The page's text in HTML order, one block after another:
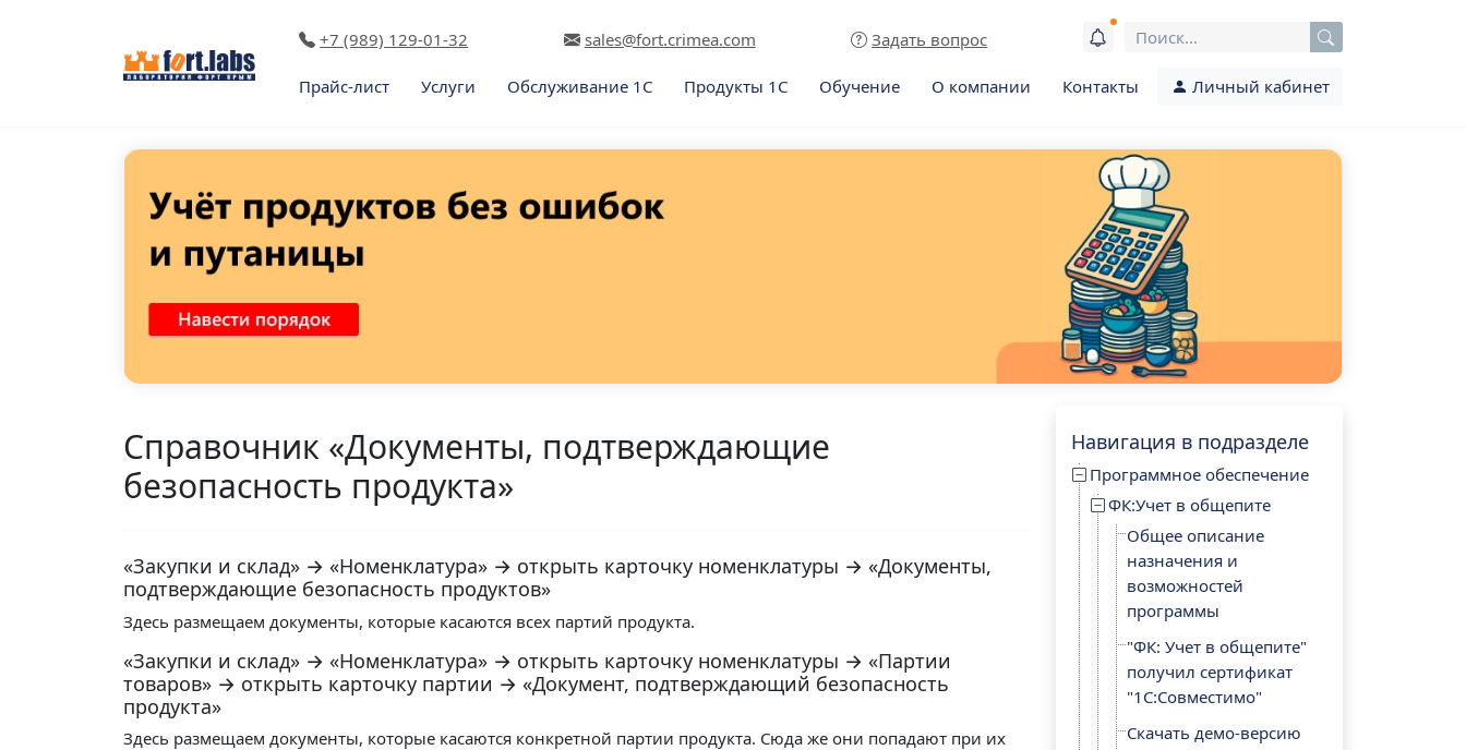
+7 (989) 129-01-32 sales@fort.crimea.com Задать вопрос
Прайс-лист Услуги Обслуживание 1С Продукты 1С Обучение О компании Контакты Личный кабинет
Справочник «Документы, подтверждающие
безопасность продукта»
«Закупки и склад» → «Номенклатура» → открыть карточку номенклатуры → «Документы,
подтверждающие безопасность продуктов»
Здесь размещаем документы, которые касаются всех партий продукта.
«Закупки и склад» → «Номенклатура» → открыть карточку номенклатуры → «Партии
товаров» → открыть карточку партии → «Документ, подтверждающий безопасность
продукта»
Здесь размещаем документы, которые касаются конкретной партии продукта. Сюда же они попадают при их
Навигация в подразделе
Программное обеспечение
ФК:Учет в общепите
Общее описание
назначения и
возможностей
программы
"ФК: Учет в общепите"
получил сертификат
"1С:Совместимо"
Скачать демо-версию